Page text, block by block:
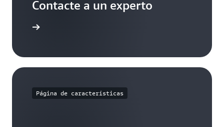
Contacte a un experto
Página de características